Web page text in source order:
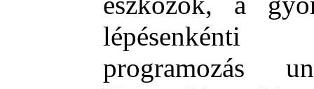
lépésenkénti
programozás